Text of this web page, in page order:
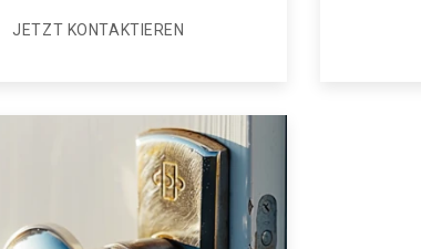
JETZT KONTAKTIEREN